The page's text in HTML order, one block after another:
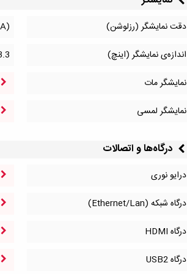
دقت نمایشگر (رزلوشن)
(WQXGA) 2560*1600
اندازه‌ی نمایشگر (اینچ)
نمایشگر مات
نمایشگر لمسی
درگاه‌ها و اتصالات
درایو نوری
درگاه شبکه (Ethernet/Lan)
درگاه HDMI
درگاه‌ USB2